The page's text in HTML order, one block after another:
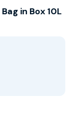
in Box 10L